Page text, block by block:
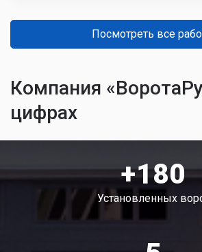
Посмотреть все
Компания
цифрах
+180
Установленных